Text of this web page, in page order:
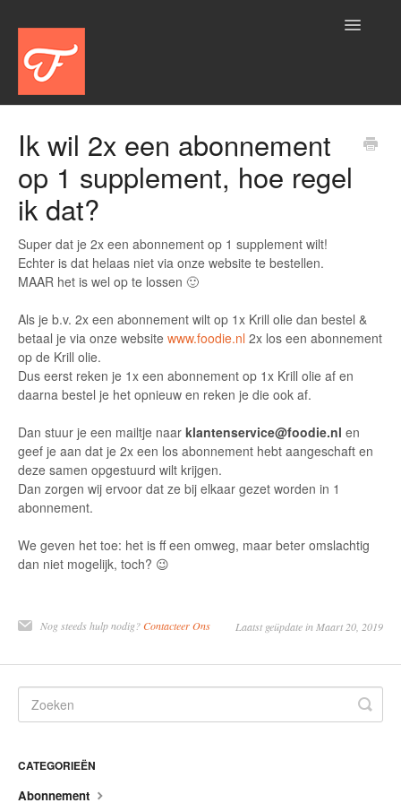
Toggle
Aanbod
Algemeen
Betalen
Logistiek
Contact
Ik wil 2x een abonnement
op 1 supplement, hoe regel
ik dat?
Super dat je 2x een abonnement op 1 supplement wilt!
Echter is dat helaas niet via onze website te bestellen.
MAAR het is wel op te lossen 🙂
Als je b.v. 2x een abonnement wilt op 1x Krill olie dan bestel &
betaal je via onze website www.foodie.nl 2x los een abonnement
op de Krill olie.
Dus eerst reken je 1x een abonnement op 1x Krill olie af en
daarna bestel je het opnieuw en reken je die ook af.
Dan stuur je een mailtje naar klantenservice@foodie.nl en
geef je aan dat je 2x een los abonnement hebt aangeschaft en
deze samen opgestuurd wilt krijgen.
Dan zorgen wij ervoor dat ze bij elkaar gezet worden in 1
abonnement.
We geven het toe: het is ff een omweg, maar beter omslachtig
dan niet mogelijk, toch? 😉
Nog steeds hulp nodig?Contacteer Ons Laatst geüpdate in Maart 20, 2019
CATEGORIEËN
Abonnement